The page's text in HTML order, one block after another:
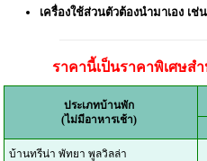
เครื่องใช้ส่วนตัวต้องนำมาเอง
ราคานี้เป็นราคาพิเศษส
ประเภทบ้านพัก
(ไม่มีอาหารเช้า)
บ้านทรีน่า พัทยา พูลวิลล่า